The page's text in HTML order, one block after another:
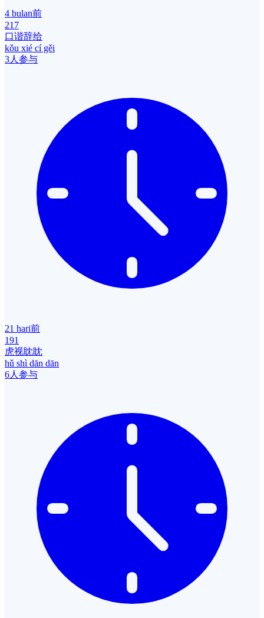
4 bulan前
217
口谐辞给
kǒu xié cí gěi
3人参与
21 hari前
191
虎视眈眈
hǔ shì dān dān
6人参与